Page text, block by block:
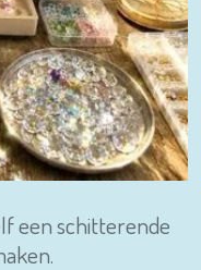
een schitterende